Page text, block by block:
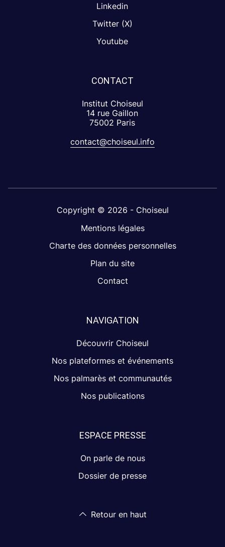
Linkedin
Twitter (X)
Youtube
CONTACT
Institut Choiseul
14 rue Gaillon
75002 Paris
contact@choiseul.info
Copyright © 2026 - Choiseul
Mentions légales
Charte des données personnelles
Plan du site
Contact
NAVIGATION
Découvrir Choiseul
Nos plateformes et événements
Nos palmarès et communautés
Nos publications
ESPACE PRESSE
On parle de nous
Dossier de presse
Retour en haut